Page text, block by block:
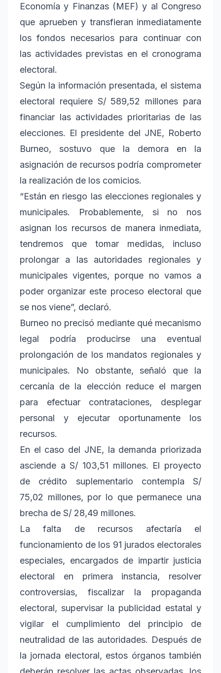
Economía y Finanzas (MEF) y al Congreso
que aprueben y transfieran inmediatamente
los fondos necesarios para continuar con
las actividades previstas en el cronograma
electoral.
Según la información presentada, el sistema
electoral requiere S/ 589,52 millones para
financiar las actividades prioritarias de las
elecciones. El presidente del JNE, Roberto
Burneo, sostuvo que la demora en la
asignación de recursos podría comprometer
la realización de los comicios.
“Están en riesgo las elecciones regionales y
municipales. Probablemente, si no nos
asignan los recursos de manera inmediata,
tendremos que tomar medidas, incluso
prolongar a las autoridades regionales y
municipales vigentes, porque no vamos a
poder organizar este proceso electoral que
se nos viene”, declaró.
Burneo no precisó mediante qué mecanismo
legal podría producirse una eventual
prolongación de los mandatos regionales y
municipales. No obstante, señaló que la
cercanía de la elección reduce el margen
para efectuar contrataciones, desplegar
personal y ejecutar oportunamente los
recursos.
En el caso del JNE, la demanda priorizada
asciende a S/ 103,51 millones. El proyecto
de crédito suplementario contempla S/
75,02 millones, por lo que permanece una
brecha de S/ 28,49 millones.
La falta de recursos afectaría el
funcionamiento de los 91 jurados electorales
especiales, encargados de impartir justicia
electoral en primera instancia, resolver
controversias, fiscalizar la propaganda
electoral, supervisar la publicidad estatal y
vigilar el cumplimiento del principio de
neutralidad de las autoridades. Después de
la jornada electoral, estos órganos también